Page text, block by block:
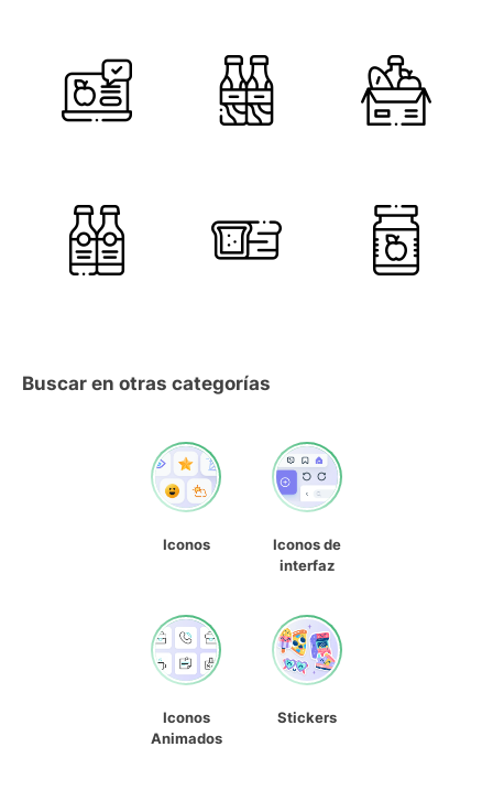
Buscar en otras categorías
Iconos
Iconos de
interfaz
Iconos
Animados
Stickers